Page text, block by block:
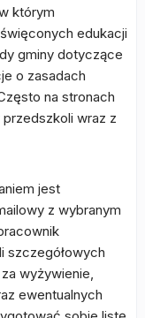
którym
edukacji
gminy dotyczące
o zasadach
na stronach
wraz z
jest
z wybranym
szczegółowych
wyżywienie,
ewentualnych